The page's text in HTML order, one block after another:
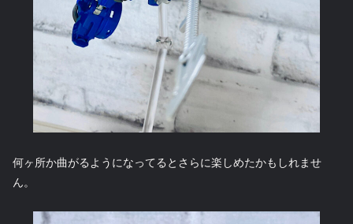
何ヶ所か曲がるようになってるとさらに楽しめたかもしれませ
ん。